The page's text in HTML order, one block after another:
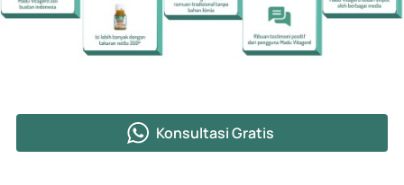
` Konsultasi Gratis